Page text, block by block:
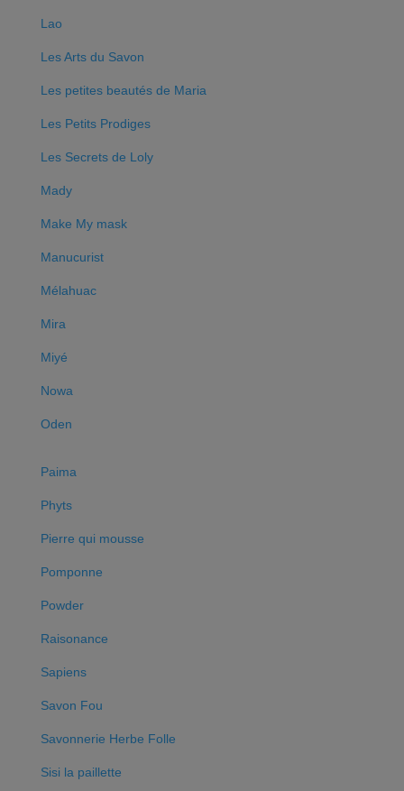
Lao
Les Arts du Savon
Les petites beautés de Maria
Les Petits Prodiges
Les Secrets de Loly
Mady
Make My mask
Manucurist
Mélahuac
Mira
Miyé
Nowa
Oden
Paima
Phyts
Pierre qui mousse
Pomponne
Powder
Raisonance
Sapiens
Savon Fou
Savonnerie Herbe Folle
Sisi la paillette